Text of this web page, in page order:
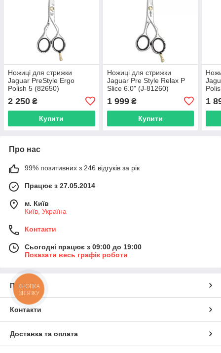
Ножиці для стрижки
Jaguar PreStyle Ergo
Polish 5 (82650)
2 250 ₴
Купити
Ножиці для стрижки
Jaguar Pre Style Relax P
Slice 6.0" (J-81260)
1 999₴
Купити
1
Про нас
99% позитивних з 246 відгуків за рік
Працює з 27.05.2014
м. Київ
Київ, Україна
Контакти
Сьогодні працює з 09:00 до 19:00
Показати весь графік роботи
Про нас
Контакти
Доставка та оплата
КНОПКА
ЗВ'ЯЗКУ